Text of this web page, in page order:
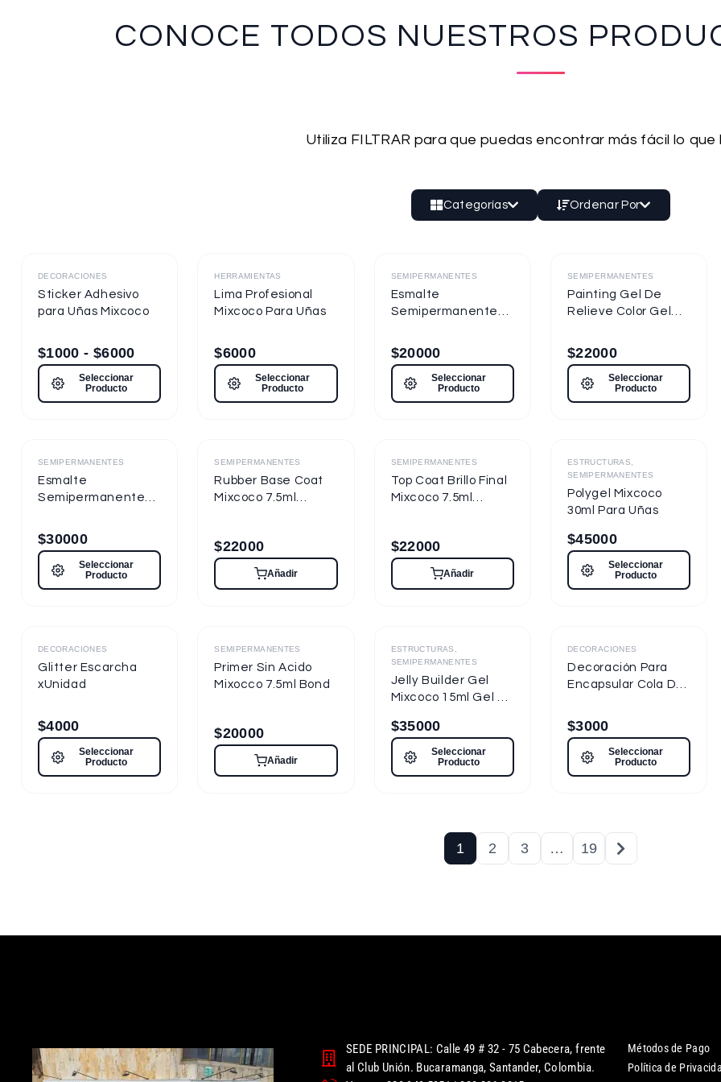
CONOCE TODOS NUESTROS
Utiliza FILTRAR para que puedas encontrar más fácil lo que
Categorías Ordenar Por
Destacado
DECORACIONES
Sticker Adhesivo
para Uñas Mixcoco
$1000 - $6000
Seleccionar
Producto
Destacado
HERRAMIENTAS
Lima Profesional
Mixcoco Para Uñas
$6000
Seleccionar
Producto
Destacado
SEMIPERMANENTES
Esmalte
Semipermanente
Semitraslúcido
7.5ml Nueva
Presentación
$20000
Seleccionar
Producto
Destacado
SEMIPERMANENTES
Painting Gel De
Relieve Color Gel
$22000
Seleccionar
Producto
Destacado
SEMIPERMANENTES
Esmalte
Semipermanente
Semitraslúcido 15ml
para Uñas
$30000
Seleccionar
Producto
Destacado
SEMIPERMANENTES
Rubber Base Coat
Mixcoco 7.5ml
$22000
Añadir
Destacado
SEMIPERMANENTES
Top Coat Brillo Final
Mixcoco 7.5ml
$22000
Añadir
Destacado
ESTRUCTURAS,
SEMIPERMANENTES
Polygel Mixcoco
30ml Para Uñas
$45000
Seleccionar
Producto
Destacado
DECORACIONES
Glitter Escarcha
xUnidad
$4000
Seleccionar
Producto
Destacado
SEMIPERMANENTES
Primer Sin Acido
Mixocco 7.5ml Bond
$20000
Añadir
ESTRUCTURAS,
SEMIPERMANENTES
Jelly Builder Gel
Mixcoco 15ml Gel de
$35000
Seleccionar
Producto
DECORACIONES
Decoración Para
Encapsular Cola De
$3000
Seleccionar
Producto
1 2 3 … 19
SEDE PRINCIPAL: Calle 49 # 32 - 75 Cabecera, frente
al Club Unión. Bucaramanga, Santander, Colombia.
Métodos de Pago
Política de